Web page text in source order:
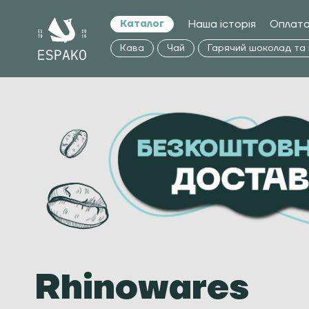
Каталог Наша історія
Кава Чай Гарячий шоколад та
Rhinowares